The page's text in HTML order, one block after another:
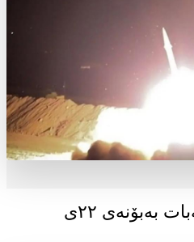
پەیامی سازمانی خەبات بەبۆنەی ۲۲ی